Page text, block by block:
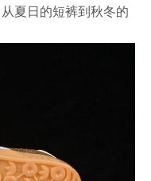
夏日的短裤到秋冬的